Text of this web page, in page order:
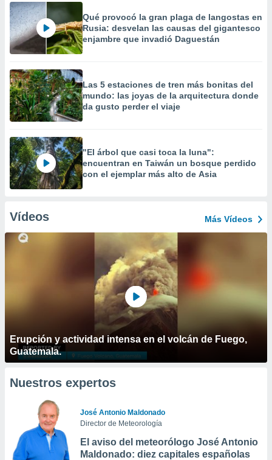
Qué provocó la gran plaga de langostas en
Rusia: desvelan las causas del gigantesco
enjambre que invadió Daguestán
Las 5 estaciones de tren más bonitas del
mundo: las joyas de la arquitectura donde
da gusto perder el viaje
"El árbol que casi toca la luna":
encuentran en Taiwán un bosque perdido
con el ejemplar más alto de Asia
Vídeos Más Vídeos
Erupción y actividad intensa en el volcán de Fuego,
Guatemala.
Nuestros expertos
José Antonio Maldonado
Director de Meteorología
El aviso del meteorólogo José Antonio
Maldonado: diez capitales españolas